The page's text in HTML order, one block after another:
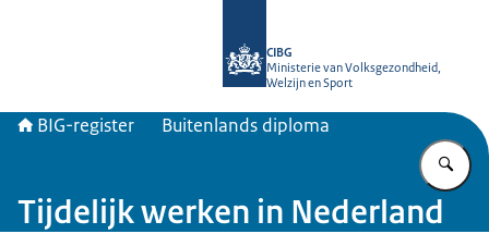
CIBG
Ministerie van Volksgezondheid,
Welzijn en Sport
BIG-register Buitenlands diploma
Tijdelijk werken in Nederland